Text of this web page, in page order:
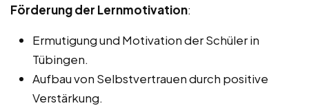
Förderung der Lernmotivation:
Ermutigung und Motivation der Schüler in
Tübingen.
Aufbau von Selbstvertrauen durch positive
Verstärkung.